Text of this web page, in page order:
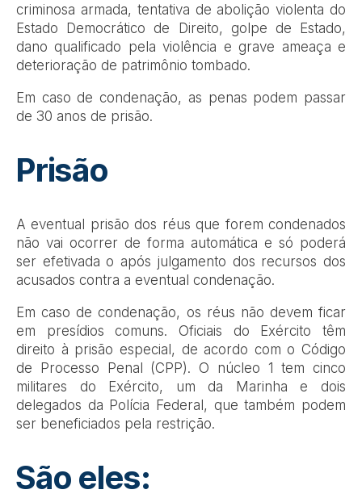
criminosa armada, tentativa de abolição violenta do
Estado Democrático de Direito, golpe de Estado,
dano qualificado pela violência e grave ameaça e
deterioração de patrimônio tombado.
Em caso de condenação, as penas podem passar
de 30 anos de prisão.
Prisão
A eventual prisão dos réus que forem condenados
não vai ocorrer de forma automática e só poderá
ser efetivada o após julgamento dos recursos dos
acusados contra a eventual condenação.
Em caso de condenação, os réus não devem ficar
em presídios comuns. Oficiais do Exército têm
direito à prisão especial, de acordo com o Código
de Processo Penal (CPP). O núcleo 1 tem cinco
militares do Exército, um da Marinha e dois
delegados da Polícia Federal, que também podem
ser beneficiados pela restrição.
São eles: